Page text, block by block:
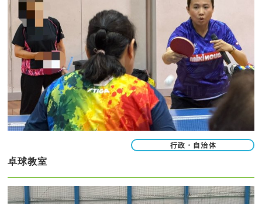
行政・自治体
卓球教室